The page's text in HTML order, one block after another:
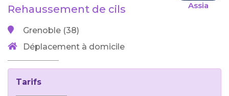
Assia
Rehaussement de cils
Grenoble (38)
Déplacement à domicile
Tarifs